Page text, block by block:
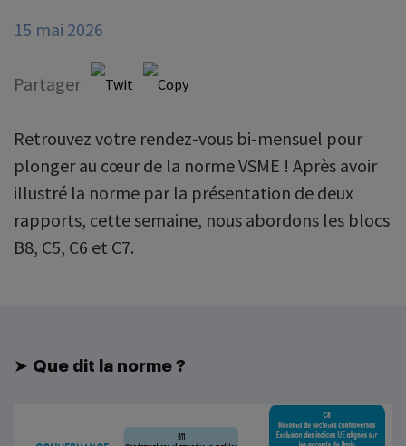
15 mai 2026
Partager
Retrouvez votre rendez-vous bi-mensuel pour
plonger au cœur de la norme VSME ! Après avoir
illustré la norme par la présentation de deux
rapports, cette semaine, nous abordons les blocs
B8, C5, C6 et C7.
➤ Que dit la norme ?